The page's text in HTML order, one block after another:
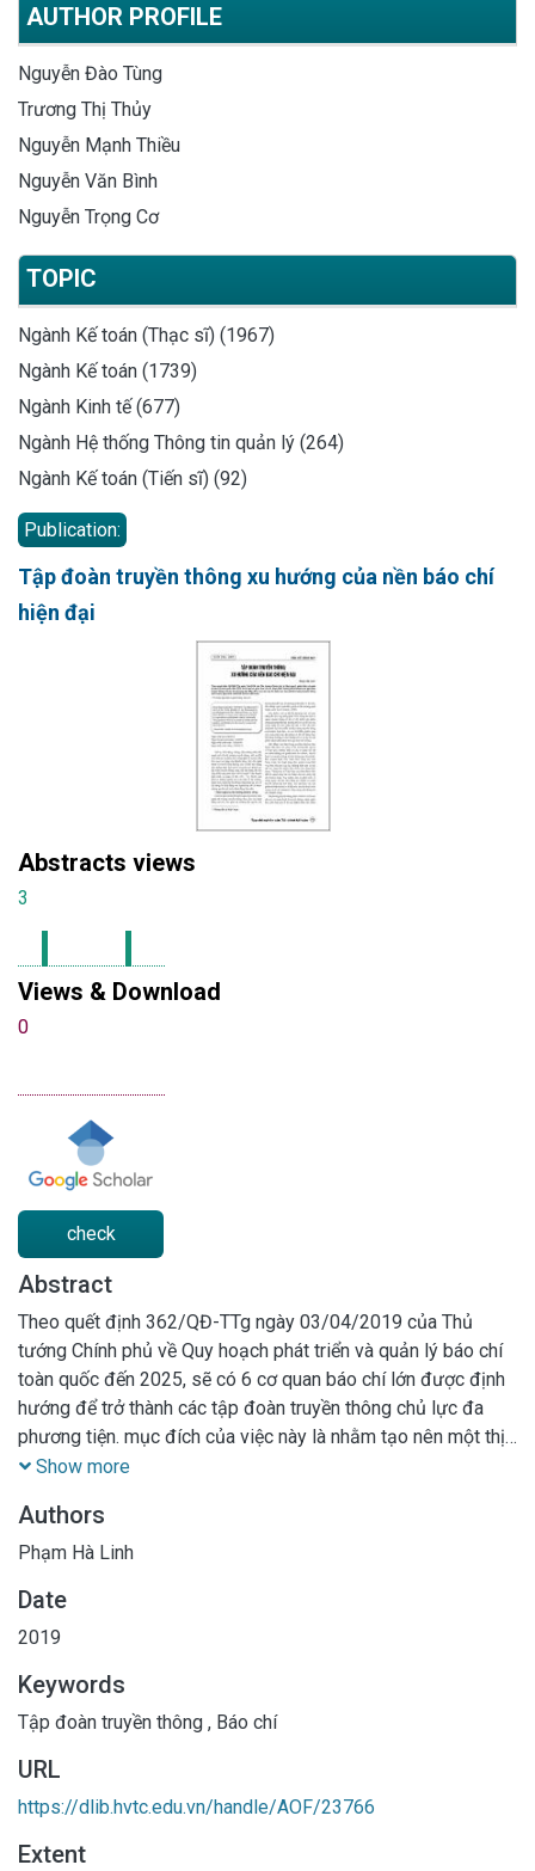
AUTHOR PROFILE
Nguyễn Đào Tùng
Trương Thị Thủy
Nguyễn Mạnh Thiều
Nguyễn Văn Bình
Nguyễn Trọng Cơ
TOPIC
Ngành Kế toán (Thạc sĩ) (1967)
Ngành Kế toán (1739)
Ngành Kinh tế (677)
Ngành Hệ thống Thông tin quản lý (264)
Ngành Kế toán (Tiến sĩ) (92)
Publication:
Tập đoàn truyền thông xu hướng của nền báo chí
hiện đại
Abstracts views
3
Views & Download
0
check
Abstract
Theo quết định 362/QĐ-TTg ngày 03/04/2019 của Thủ
tướng Chính phủ về Quy hoạch phát triển và quản lý báo chí
toàn quốc đến 2025, sẽ có 6 cơ quan báo chí lớn được định
hướng để trở thành các tập đoàn truyền thông chủ lực đa
phương tiện. mục đích của việc này là nhằm tạo nên một thị
trường truyền thông lành mạnh, góp phần phát triển kinh tế
Show more
Authors
Phạm Hà Linh
Date
2019
Keywords
Tập đoàn truyền thông , Báo chí
URL
https://dlib.hvtc.edu.vn/handle/AOF/23766
Extent